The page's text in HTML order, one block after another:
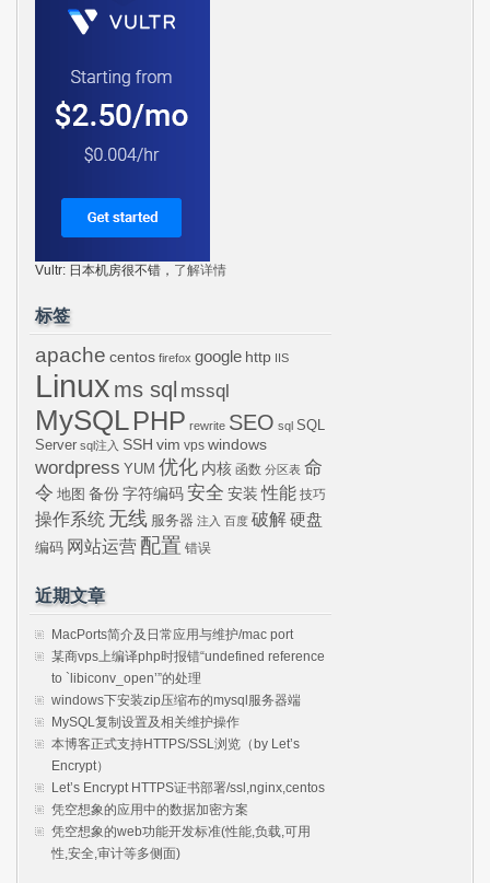
Vultr: 日本机房很不错， 了解详情
标签
apache centos firefox google http IIS
Linux ms sql mssql
MySQLPHP rewrite SEO sql SQL
Server sql注入 SSH vim vps windows
wordpress YUM 优化 内核 函数 分区表 命
令 地图 备份 字符编码 安全 安装 性能 技巧
操作系统 无线 服务器 注入 百度 破解硬盘
编码 网站运营 配置 错误
近期文章
MacPorts简介及日常应用与维护/mac port
某商vps上编译php时报错“undefined reference
to `libiconv_open’”的处理
windows下安装zip压缩布的mysql服务器端
MySQL复制设置及相关维护操作
本博客正式支持HTTPS/SSL浏览（by Let’s
Encrypt）
Let’s Encrypt HTTPS证书部署/ssl,nginx,centos
凭空想象的应用中的数据加密方案
凭空想象的web功能开发标准(性能,负载,可用
性,安全,审计等多侧面)